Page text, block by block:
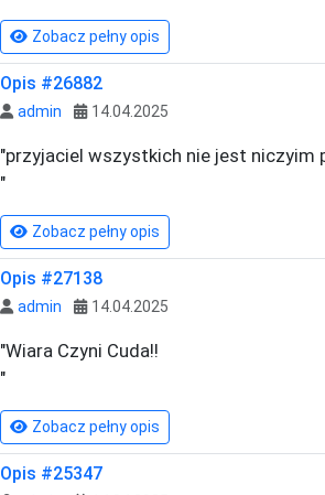
Zobacz pełny opis
Opis #26882
admin 14.04.2025
"przyjaciel wszystkich nie jest niczyim
"
Zobacz pełny opis
Opis #27138
admin 14.04.2025
"Wiara Czyni Cuda!!
"
Zobacz pełny opis
Opis #25347